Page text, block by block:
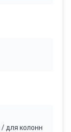
/ для колонн